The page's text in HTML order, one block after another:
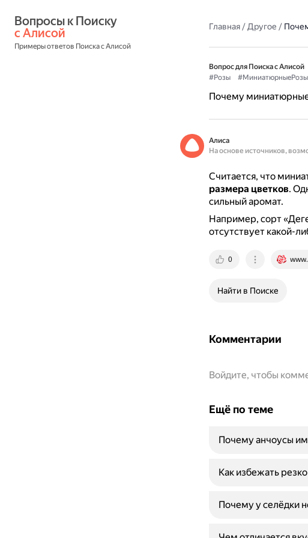
с Алисой
Примеры ответов Поиска с Алисой
Главная/Другое /
Вопрос для Поиска с Алисой
#Розы
#МиниатюрныеРозы
Почему миниатюрные
Алиса
На основе источников,
Считается, что
размера цветков.
сильный аромат.
Например, сорт
отсутствует какой-
0
Найти в Поиске
Комментарии
Войдите, чтобы
Ещё по теме
Почему анчоусы
Как избежать
Почему у селёдки